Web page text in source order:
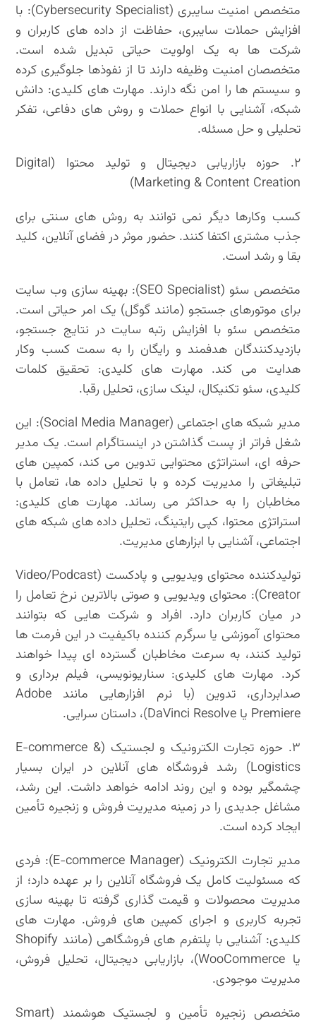
متخصص امنیت سایبری (Cybersecurity Specialist): با
افزایش حملات سایبری، حفاظت از داده های کاربران و
شرکت ها به یک اولویت حیاتی تبدیل شده است.
متخصصان امنیت وظیفه دارند تا از نفوذها جلوگیری کرده
و سیستم ها را امن نگه دارند. مهارت های کلیدی: دانش
شبکه، آشنایی با انواع حملات و روش های دفاعی، تفکر
تحلیلی و حل مسئله.
۲. حوزه بازاریابی دیجیتال و تولید محتوا (Digital
Marketing & Content Creation)
کسب وکارها دیگر نمی توانند به روش های سنتی برای
جذب مشتری اکتفا کنند. حضور موثر در فضای آنلاین، کلید
بقا و رشد است.
متخصص سئو (SEO Specialist): بهینه سازی وب سایت
برای موتورهای جستجو (مانند گوگل) یک امر حیاتی است.
متخصص سئو با افزایش رتبه سایت در نتایج جستجو،
بازدیدکنندگان هدفمند و رایگان را به سمت کسب وکار
هدایت می کند. مهارت های کلیدی: تحقیق کلمات
کلیدی، سئو تکنیکال، لینک سازی، تحلیل رقبا.
مدیر شبکه های اجتماعی (Social Media Manager): این
شغل فراتر از پست گذاشتن در اینستاگرام است. یک مدیر
حرفه ای، استراتژی محتوایی تدوین می کند، کمپین های
تبلیغاتی را مدیریت کرده و با تحلیل داده ها، تعامل با
مخاطبان را به حداکثر می رساند. مهارت های کلیدی:
استراتژی محتوا، کپی رایتینگ، تحلیل داده های شبکه های
اجتماعی، آشنایی با ابزارهای مدیریت.
تولیدکننده محتوای ویدیویی و پادکست (Video/Podcast
Creator): محتوای ویدیویی و صوتی بالاترین نرخ تعامل را
در میان کاربران دارد. افراد و شرکت هایی که بتوانند
محتوای آموزشی یا سرگرم کننده باکیفیت در این فرمت ها
تولید کنند، به سرعت مخاطبان گسترده ای پیدا خواهند
کرد. مهارت های کلیدی: سناریونویسی، فیلم برداری و
صدابرداری، تدوین (با نرم افزارهایی مانند Adobe
Premiere یا DaVinci Resolve)، داستان سرایی.
۳. حوزه تجارت الکترونیک و لجستیک (E-commerce &
Logistics) رشد فروشگاه های آنلاین در ایران بسیار
چشمگیر بوده و این روند ادامه خواهد داشت. این رشد،
مشاغل جدیدی را در زمینه مدیریت فروش و زنجیره تأمین
ایجاد کرده است.
مدیر تجارت الکترونیک (E-commerce Manager): فردی
که مسئولیت کامل یک فروشگاه آنلاین را بر عهده دارد؛ از
مدیریت محصولات و قیمت گذاری گرفته تا بهینه سازی
تجربه کاربری و اجرای کمپین های فروش. مهارت های
کلیدی: آشنایی با پلتفرم های فروشگاهی (مانند Shopify
یا WooCommerce)، بازاریابی دیجیتال، تحلیل فروش،
مدیریت موجودی.
متخصص زنجیره تأمین و لجستیک هوشمند (Smart